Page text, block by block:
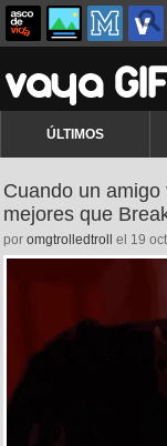
ÚLTIMOS
Cuando un
mejores que
por omgtrolledtroll el 19